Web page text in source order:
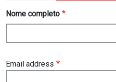
Nome completo
Email address